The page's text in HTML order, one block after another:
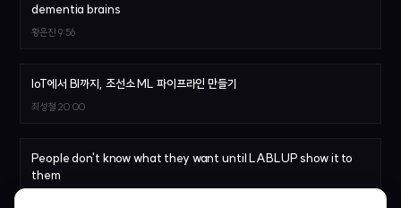
dementia brains
황은진 9:56
IoT에서 BI까지, 조선소 ML 파이프라인 만들기
최성철 20:00
People don't know what they want until LABLUP show it to
them